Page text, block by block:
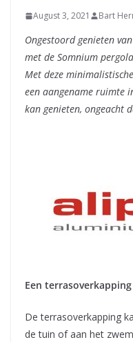
August 3, 2021 Bart
Ongestoord genieten
met de Somnium
Met deze
een aangename ruimte
kan genieten, ongeacht
Een
De terrasoverkapping
de tuin of aan het